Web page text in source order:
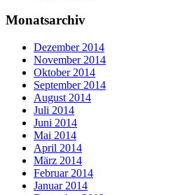
Monatsarchiv
Dezember 2014
November 2014
Oktober 2014
September 2014
August 2014
Juli 2014
Juni 2014
Mai 2014
April 2014
März 2014
Februar 2014
Januar 2014